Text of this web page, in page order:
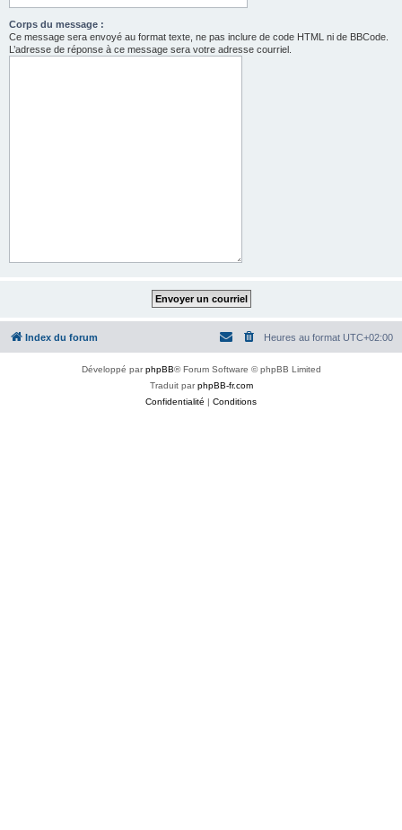
Corps du message :
Ce message sera envoyé au format texte, ne pas inclure de code HTML ni de BBCode.
L’adresse de réponse à ce message sera votre adresse courriel.
Index du forum Heures au format UTC+02:00
Développé parphpBB® Forum Software © phpBB Limited
Traduit parphpBB-fr.com
Confidentialité | Conditions